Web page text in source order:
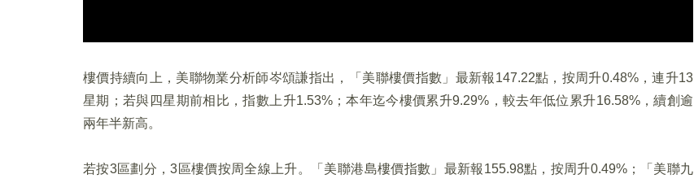
樓價持續向上，美聯物業分析師岑頌謙指出，「美聯樓價指數」最新報147.22點，按周升0.48%，連升13
星期；若與四星期前相比，指數上升1.53%；本年迄今樓價累升9.29%，較去年低位累升16.58%，續創逾
兩年半新高。
若按3區劃分，3區樓價按周全線上升。「美聯港島樓價指數」最新報155.98點，按周升0.49%；「美聯九